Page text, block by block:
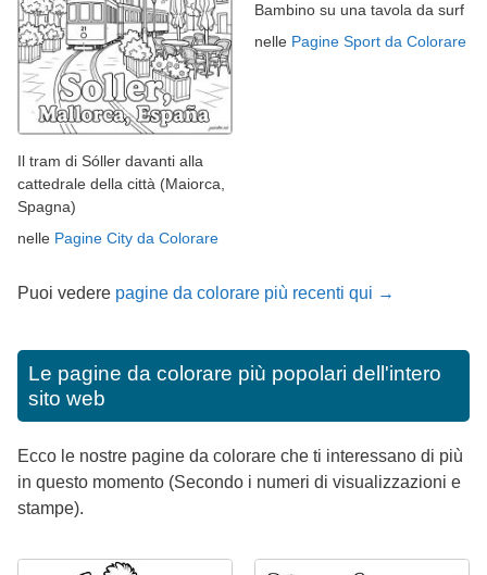
Il tram di Sóller davanti alla
cattedrale della città (Maiorca,
Spagna)
nelle Pagine City da Colorare
Bambino su una tavola da surf
nelle Pagine Sport da Colorare
Puoi vedere pagine da colorare più recenti qui →
Le pagine da colorare più popolari dell'intero
sito web
Ecco le nostre pagine da colorare che ti interessano di più
in questo momento (Secondo i numeri di visualizzazioni e
stampe).